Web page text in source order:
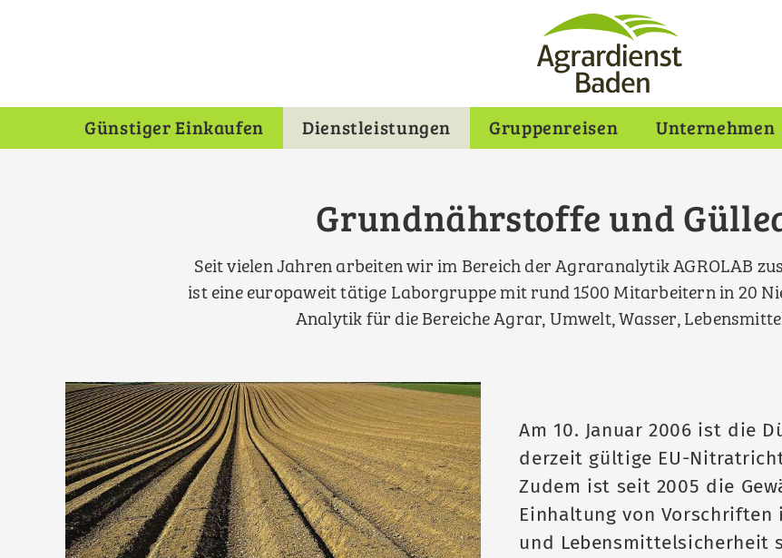
Hauptmenü
Günstiger Einkaufen Dienstleistungen Gruppenreisen Unternehmen
Grundnährstoffe und
Seit vielen Jahren arbeiten wir im Bereich der Agraranalytik AGROLAB
ist eine europaweit tätige Laborgruppe mit rund 1500 Mitarbeitern in 20
Analytik für die Bereiche Agrar, Umwelt, Wasser,
Am 10. Januar 2006 ist die
derzeit gültige EU-
Zudem ist seit 2005 die
Einhaltung von
und Lebensmittelsicherheit